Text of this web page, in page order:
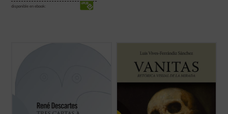
disponible en ebook:
desde una perspectiva culturalista. La
es como un puzzle cuyas piezas
provienen de otros ámbitos temáticos
próximos: la idea de la brevedad de la ...